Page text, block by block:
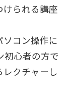
けられる講座
コン操作に
初心者の方で
クチャーし